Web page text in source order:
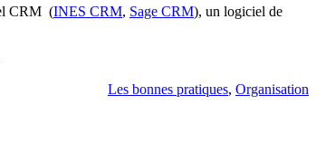
CRM (INES CRM, Sage CRM), un logiciel de
Les bonnes pratiques, Organisation